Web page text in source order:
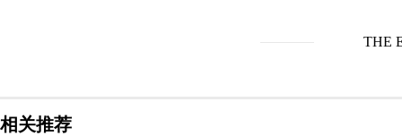
THE
相关推荐